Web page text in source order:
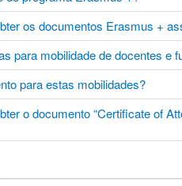
os documentos Erasmus +
para mobilidade de docentes e
para estas mobilidades?
o documento “Certificate of